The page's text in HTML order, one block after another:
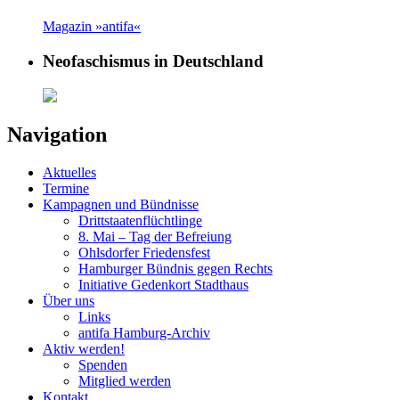
Magazin »antifa«
Neofaschismus in Deutschland
Navigation
Aktuelles
Termine
Kampagnen und Bündnisse
Drittstaatenflüchtlinge
8. Mai – Tag der Befreiung
Ohlsdorfer Friedensfest
Hamburger Bündnis gegen Rechts
Initiative Gedenkort Stadthaus
Über uns
Links
antifa Hamburg-Archiv
Aktiv werden!
Spenden
Mitglied werden